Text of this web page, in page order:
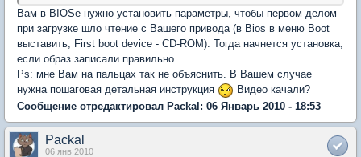
Вам в BIOSe нужно установить параметры, чтобы первом делом
при загрузке шло чтение с Вашего привода (в Bios в меню Boot
выставить, First boot device - CD-ROM). Тогда начнется установка,
если образ записали правильно.
Ps: мне Вам на пальцах так не объяснить. В Вашем случае
нужна пошаговая детальная инструкция
Видео качали?
Сообщение отредактировал Packal: 06 Январь 2010 - 18:53
Packal
06 янв 2010